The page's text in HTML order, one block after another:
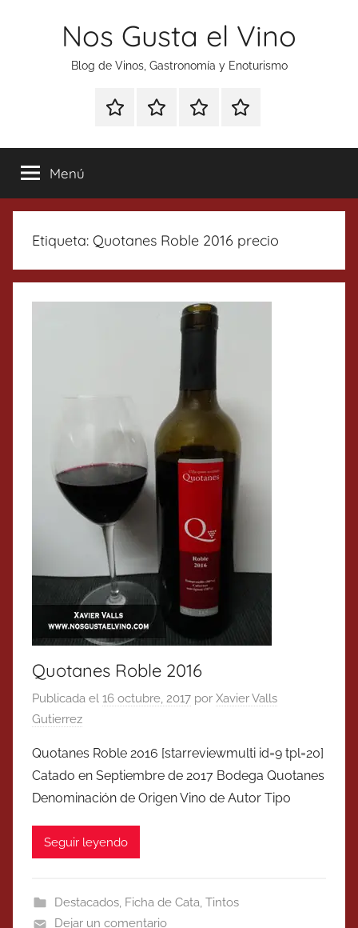
Nos Gusta el Vino
Blog de Vinos, Gastronomía y Enoturismo
Especial
Tonics
Enoturismo
Gastronomía
RankingContacto
Menú
Etiqueta: Quotanes Roble 2016 precio
Quotanes Roble 2016
Publicada el 16 octubre, 2017 por Xavier Valls
Gutierrez
Quotanes Roble 2016 [starreviewmulti id=9 tpl=20]
Catado en Septiembre de 2017 Bodega Quotanes
Denominación de Origen Vino de Autor Tipo
Seguir leyendo
Destacados, Ficha de Cata, Tintos
Dejar un comentario